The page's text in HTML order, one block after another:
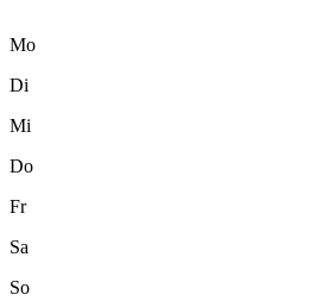
Mo
Di
Mi
Do
Fr
Sa
So